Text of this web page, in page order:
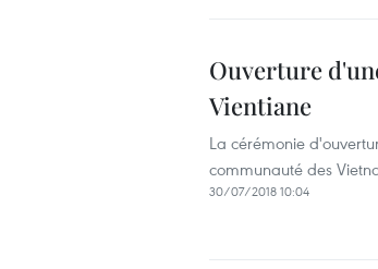
Ouverture
Vientiane
La cérémonie
communauté des
30/07/2018 10:04